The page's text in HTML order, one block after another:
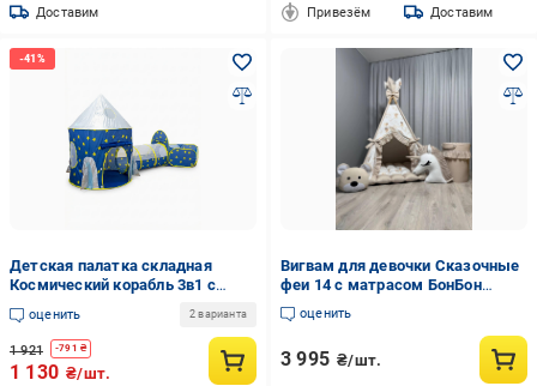
Доставим Привезём Доставим
Детская палатка складная
Космический корабль 3в1 с
туннелем и сухим бассейном
для шаров Синий (5894853314)
оценить 2 варианта
1 921 -791 ₴
1 130 ₴/шт.
Вигвам для девочки Сказочные
феи 14 с матрасом БонБон
подушками единорожек и
медвежонок и корзинкой (0960/
оценить
3 995 ₴/шт.